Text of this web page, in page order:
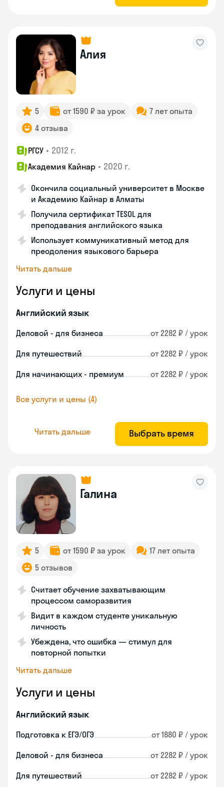
Алия
5 от 1590 ₽ за урок
7 лет опыта
4 отзыва
РГСУ • 2012 г.
Академия Кайнар • 2020 г.
Окончила социальный университет в Москве
и Академию Кайнар в Алматы
Получила сертификат TESOL для
преподавания английского языка
Использует коммуникативный метод для
преодоления языкового барьера
Читать дальше
Услуги и цены
Английский язык
Деловой - для бизнеса от 2282 ₽ / урок
Для путешествий от 2282 ₽ / урок
Для начинающих - премиум от 2282 ₽ / урок
Все услуги и цены (4)
Читать дальше Выбрать время
Галина
5 от 1590 ₽ за урок
17 лет опыта
5 отзывов
Считает обучение захватывающим
процессом саморазвития
Видит в каждом студенте уникальную
личность
Убеждена, что ошибка — стимул для
повторной попытки
Читать дальше
Услуги и цены
Английский язык
Подготовка к ЕГЭ/ОГЭ от 1880 ₽ / урок
Деловой - для бизнеса от 2282 ₽ / урок
Для путешествий от 2282 ₽ / урок